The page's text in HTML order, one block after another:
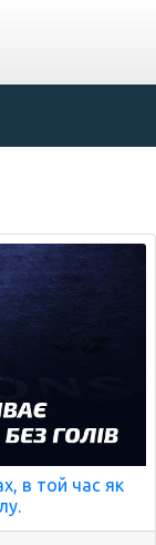
в той час як